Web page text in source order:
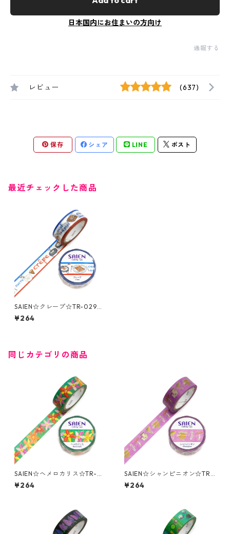
日本国内にお住まいの方向け
通報する
レビュー (637)
保存 シェア LINE ポスト
最近チェックした商品
SAIEN☆クレープ☆TR-0294
☆マスキングテープ
¥264
同じカテゴリの商品
SAIEN☆ヘメロカリス☆TR-0
291☆マスキングテープ
¥264
SAIEN☆シャンピニオン☆TR-
0292☆マスキングテープ
¥264